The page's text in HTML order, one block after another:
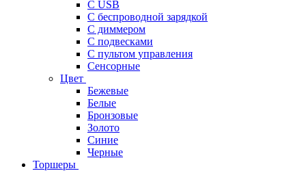
С USB
С беспроводной зарядкой
С диммером
С подвесками
С пультом управления
Сенсорные
Цвет
Бежевые
Белые
Бронзовые
Золото
Синие
Черные
Торшеры